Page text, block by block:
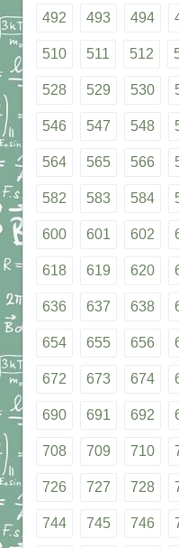
492 493 494
510 511 512
528 529 530
546 547 548
564 565 566
582 583 584
600 601 602
618 619 620
636 637 638
654 655 656
672 673 674
690 691 692
708 709 710
726 727 728
744 745 746